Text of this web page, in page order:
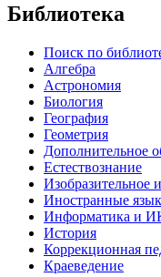
Библиотека
Поиск по
Алгебра
Астрономия
Биология
География
Геометрия
Дополнительное
Естествознание
Изобразительное
Иностранные
Информатика и
История
Коррекционная
Краеведение